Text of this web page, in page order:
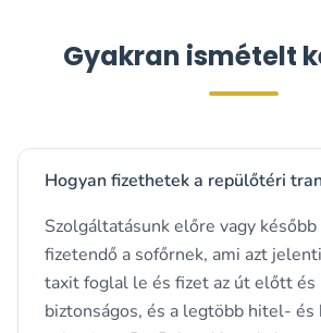
Gyakran ismételt
Hogyan fizethetek a repülőtéri
Szolgáltatásunk előre vagy később
fizetendő a sofőrnek, ami azt
taxit foglal le és fizet az út előtt és
biztonságos, és a legtöbb hitel-